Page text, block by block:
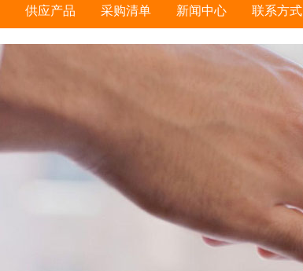
供应产品 采购清单 新闻中心 联系方式